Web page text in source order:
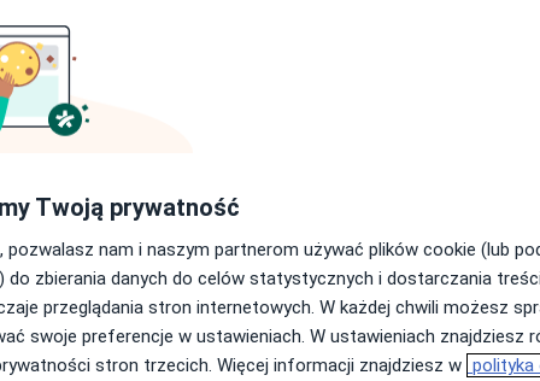
·
150 zł
Dziś Jutro Pon, Wt,
11 Sie
Twoją prywatność
pozwalasz nam i naszym partnerom używać plików cookie (lub
do zbierania danych do celów statystycznych i dostarczania
przeglądania stron internetowych. W każdej chwili możesz
swoje preferencje w ustawieniach. W ustawieniach znajdziesz
stron trzecich. Więcej informacji znajdziesz w polityka